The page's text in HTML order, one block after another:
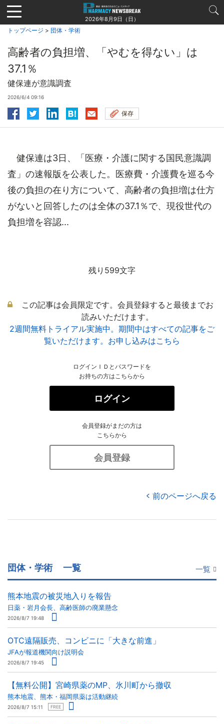
Jump
to
navigation
2026年8月9日（日）
トップページ > 団体・学術
高齢者の負担増、「やむを得ない」は
37.1％
健保連が意識調査
2026/6/4 09:16
保存
健保連は3日、「医療・介護に関する国民意識調
査」の速報版を公表した。医療費・介護費を巡る今
後の負担の在り方について、高齢者の負担増は仕方
がないと回答したのは全体の37.1％で、現役世代の
負担増を容認...
残り599文字
この記事は会員限定です。会員登録すると最後までお
読みいただけます。
2週間無料トライアル実施中。期間中はすべての記事をご
覧いただけます。お申し込みはこちら
ログインＩＤとパスワードを
お持ちの方はこちらから
ログイン
会員登録がまだの方は
こちらから
会員登録
前のページへ戻る
団体・学術 一覧 一覧
熊本地震の被災地入りを報告
日薬・岩月会長、高齢医師の廃業懸念
2026/8/7 19:48
OTC遠隔販売、コンビニに「大きな前進」
JFAが報道機関向け説明会
2026/8/7 19:45
【無料公開】宮崎県薬のMP、氷川町から撤収
熊本地震、熊本・福岡県薬は活動継続
2026/8/7 15:11 FREE